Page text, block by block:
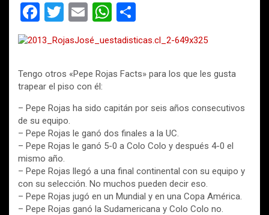
F
a
ce
b
o
o
k
T
wi
tt
er
E
m
ail
W
h
at
s
p
p
o
m
p
tir
Tengo otros «Pepe Rojas Facts» para los que les gusta
trapear el piso con él:
– Pepe Rojas ha sido capitán por seis años consecutivos
de su equipo.
– Pepe Rojas le ganó dos finales a la UC.
– Pepe Rojas le ganó 5-0 a Colo Colo y después 4-0 el
mismo año.
– Pepe Rojas llegó a una final continental con su equipo y
con su selección. No muchos pueden decir eso.
– Pepe Rojas jugó en un Mundial y en una Copa América.
– Pepe Rojas ganó la Sudamericana y Colo Colo no.